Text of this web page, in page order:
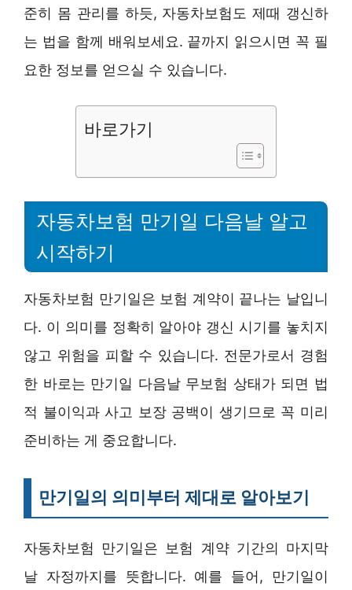
준히 몸 관리를 하듯, 자동차보험도 제때 갱신하
는 법을 함께 배워보세요. 끝까지 읽으시면 꼭 필
요한 정보를 얻으실 수 있습니다.
바로가기
자동차보험 만기일 다음날 알고
시작하기
자동차보험 만기일은 보험 계약이 끝나는 날입니
다. 이 의미를 정확히 알아야 갱신 시기를 놓치지
않고 위험을 피할 수 있습니다. 전문가로서 경험
한 바로는 만기일 다음날 무보험 상태가 되면 법
적 불이익과 사고 보장 공백이 생기므로 꼭 미리
준비하는 게 중요합니다.
만기일의 의미부터 제대로 알아보기
자동차보험 만기일은 보험 계약 기간의 마지막
날 자정까지를 뜻합니다. 예를 들어, 만기일이